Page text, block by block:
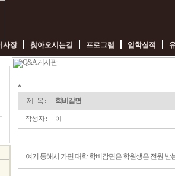
사장 찾아오시는길 프로그램 입학실적
*
학
비
감
면
-
임
사
일
제 목 : 학비감면
작성자: 이
여기 통해서 가면 대학 학비감면은 학원생은 전원 받